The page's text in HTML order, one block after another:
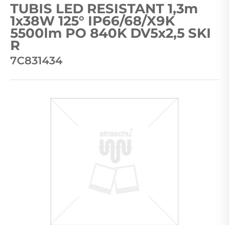
TUBIS LED RESISTANT 1,3m
1x38W 125° IP66/68/X9K
5500lm PO 840K DV5x2,5 SKI
R
7C831434